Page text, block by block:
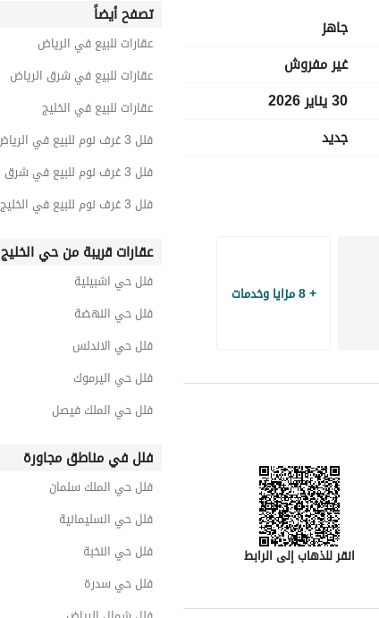
جاهز
غير مفروش
30 يناير 2026
جديد
+ 8 مزايا وخدمات
انقر للذهاب إلى الرابط
تصفح أيضاً
عقارات للبيع في الرياض
عقارات للبيع في شرق الرياض
عقارات للبيع في الخليج
فلل 3 غرف نوم للبيع في الرياض
فلل 3 غرف نوم للبيع في شرق الرياض
فلل 3 غرف نوم للبيع في الخليج
عقارات قريبة من حي الخليج
فلل حي اشبيلية
فلل حي النهضة
فلل حي الاندلس
فلل حي اليرموك
فلل حي الملك فيصل
فلل في مناطق مجاورة
فلل حي الملك سلمان
فلل حي السليمانية
فلل حي النخبة
فلل حي سدرة